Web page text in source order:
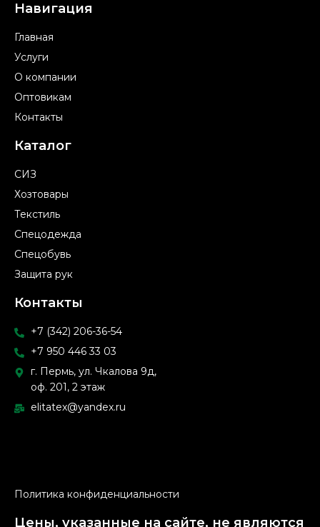
Навигация
Главная
Услуги
О компании
Оптовикам
Контакты
Каталог
СИЗ
Хозтовары
Текстиль
Спецодежда
Спецобувь
Защита рук
Контакты
+7 (342) 206-36-54
+7 950 446 33 03
г. Пермь, ул. Чкалова 9д,
оф. 201, 2 этаж
elitatex@yandex.ru
Политика конфиденциальности
Цены, указанные на сайте, не являются